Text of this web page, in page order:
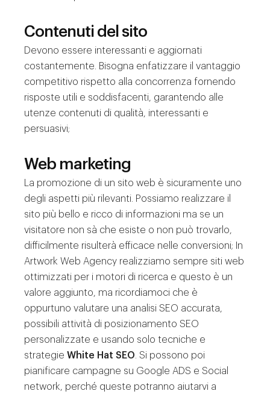
Contenuti del sito
Devono essere interessanti e aggiornati
costantemente. Bisogna enfatizzare il vantaggio
competitivo rispetto alla concorrenza fornendo
risposte utili e soddisfacenti, garantendo alle
utenze contenuti di qualità, interessanti e
persuasivi;
Web marketing
La promozione di un sito web è sicuramente uno
degli aspetti più rilevanti. Possiamo realizzare il
sito più bello e ricco di informazioni ma se un
visitatore non sà che esiste o non può trovarlo,
difficilmente risulterà efficace nelle conversioni; In
Artwork Web Agency realizziamo sempre siti web
ottimizzati per i motori di ricerca e questo è un
valore aggiunto, ma ricordiamoci che è
oppurtuno valutare una analisi SEO accurata,
possibili attività di posizionamento SEO
personalizzate e usando solo tecniche e
strategie White Hat SEO. Si possono poi
pianificare campagne su Google ADS e Social
network, perché queste potranno aiutarvi a